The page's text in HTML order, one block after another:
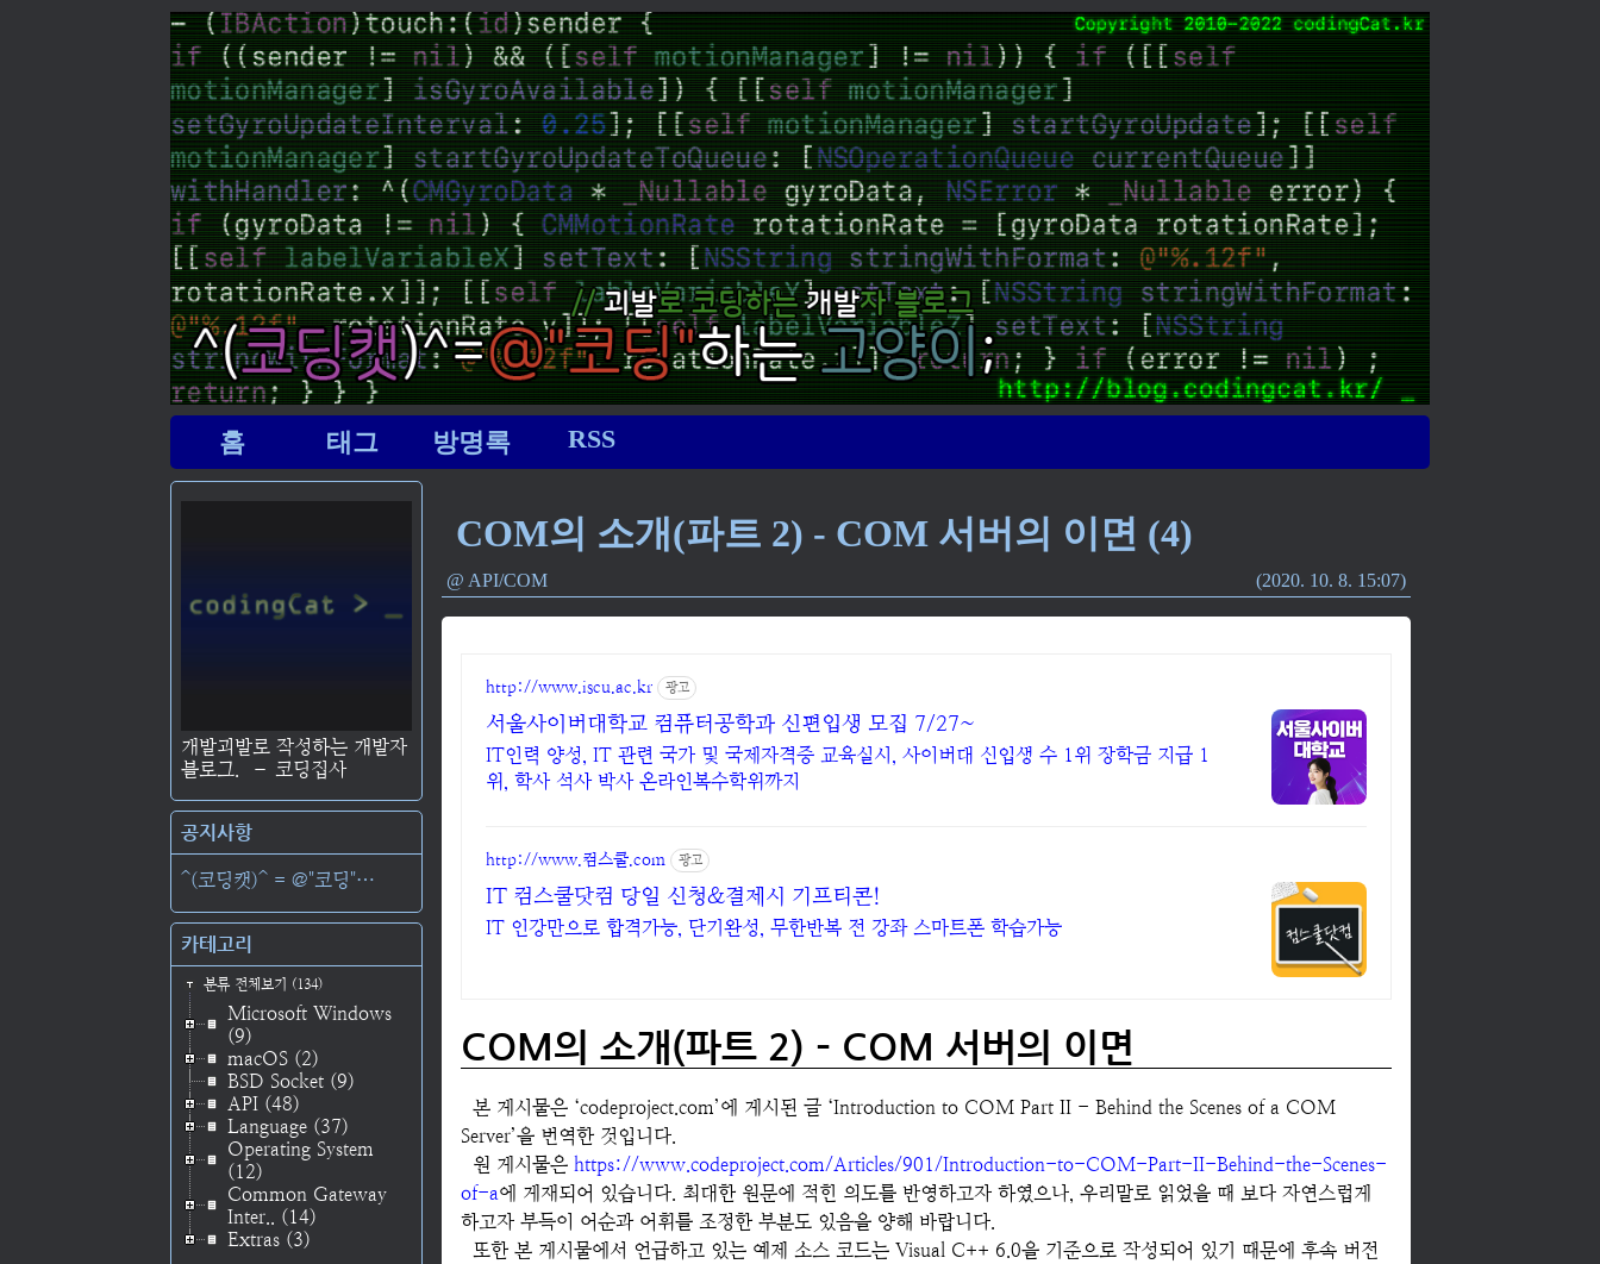
홈 태그 방명록 RSS
개발괴발로 작성하는 개발자
블로그. –코딩집사
공지사항
^(코딩캣)^ = @"코딩"⋯
카테고리
분류 전체보기 (134)
Microsoft Windows
(9)
macOS (2)
BSD Socket (9)
API (48)
Language (37)
Operating System
(12)
Common Gateway
Inter.. (14)
Extras (3)
COM의 소개(파트 2) - COM 서버의 이면 (4)
API/COM 2020. 10. 8. 15:07
http://www.iscu.ac.kr 광고
서울사이버대학교 컴퓨터공학과 신편입생 모집 7/27~
IT인력 양성, IT 관련 국가 및 국제자격증 교육실시, 사이버대 신입생 수 1위 장학금 지급 1
위, 학사 석사 박사 온라인복수학위까지
http://www.컴스쿨.com 광고
IT 컴스쿨닷컴 당일 신청&결제시 기프티콘!
IT 인강만으로 합격가능, 단기완성, 무한반복 전 강좌 스마트폰 학습가능
COM의 소개(파트 2) – COM 서버의 이면
본 게시물은 ‘codeproject.com’에 게시된 글 ‘Introduction to COM Part II - Behind the Scenes of a COM
Server’을 번역한 것입니다.
원 게시물은 https://www.codeproject.com/Articles/901/Introduction-to-COM-Part-II-Behind-the-Scenes-
of-a에 게재되어 있습니다. 최대한 원문에 적힌 의도를 반영하고자 하였으나, 우리말로 읽었을 때 보다 자연스럽게
하고자 부득이 어순과 어휘를 조정한 부분도 있음을 양해 바랍니다.
또한 본 게시물에서 언급하고 있는 예제 소스 코드는 Visual C++ 6.0을 기준으로 작성되어 있기 때문에 후속 버전